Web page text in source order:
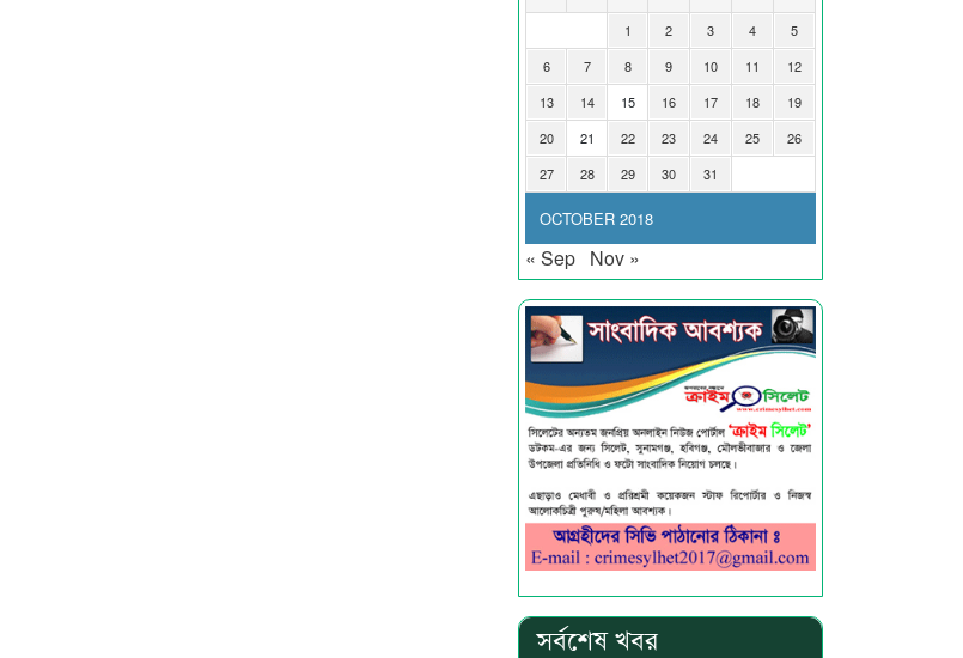
OCTOBER 2018
1 2 3 4
5
6
7 8 9 10 11
12
13
14 15 16 17 18
19
20
21 22 23 24 25
26
27
28 29 30 31
« Sep Nov »
সর্বশেষ খবর